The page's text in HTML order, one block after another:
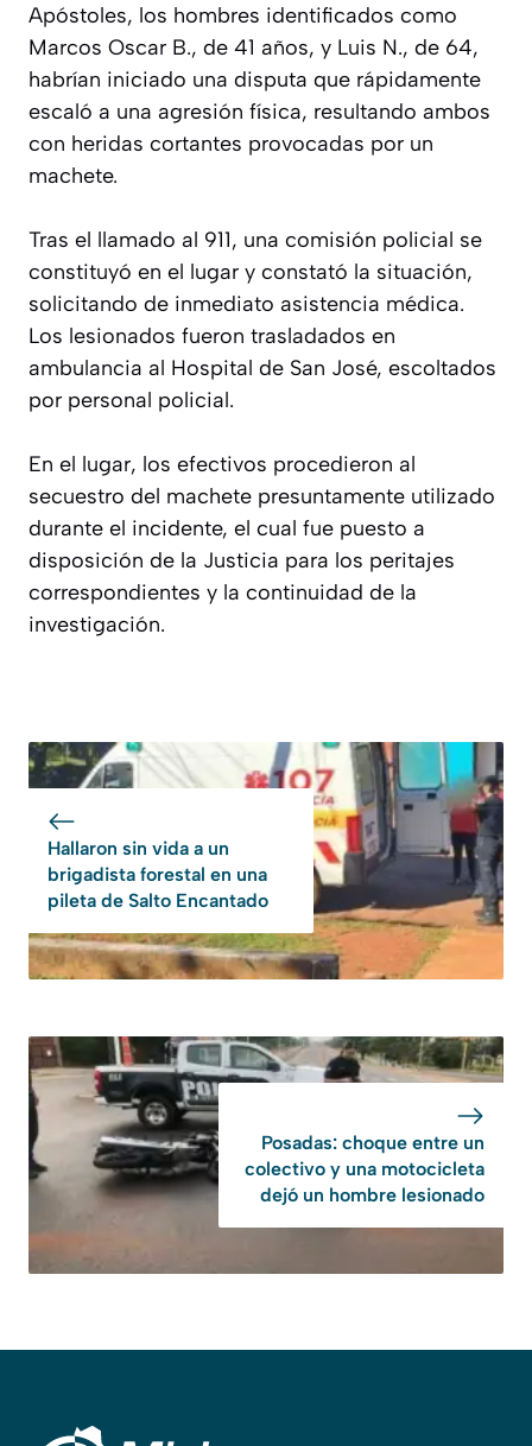
Apóstoles, los hombres identificados como
Marcos Oscar B., de 41 años, y Luis N., de 64,
habrían iniciado una disputa que rápidamente
escaló a una agresión física, resultando ambos
con heridas cortantes provocadas por un
machete.
Tras el llamado al 911, una comisión policial se
constituyó en el lugar y constató la situación,
solicitando de inmediato asistencia médica.
Los lesionados fueron trasladados en
ambulancia al Hospital de San José, escoltados
por personal policial.
En el lugar, los efectivos procedieron al
secuestro del machete presuntamente utilizado
durante el incidente, el cual fue puesto a
disposición de la Justicia para los peritajes
correspondientes y la continuidad de la
investigación.
Hallaron sin vida a un
brigadista forestal en una
pileta de Salto Encantado
Posadas: choque entre un
colectivo y una motocicleta
dejó un hombre lesionado